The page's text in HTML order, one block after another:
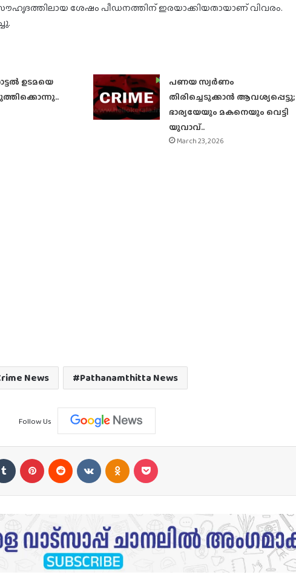
ശേഷം പീഡനത്തിന് ഇരയാക്കിയതായാണ് വിവരം.
ഉടമയെ
പണയ സ്വര്‍ണം
തിരിച്ചെടുക്കാന്‍ ആവശ്യപ്പെട്ടു;
ഭാര്യയേയും മകനെയും വെട്ടി
യുവാവ്..
March 23, 2026
News Pathanamthitta News
Follow Us
Tumblr Pinterest Reddit VKontakte Odnoklassniki